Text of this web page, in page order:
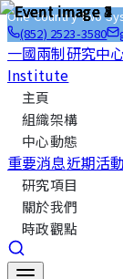
One Country Two
(852) 2523-3580
一國兩制研究中
Institute
主頁
組織架構
中心動態
重要消息近期活
研究項目
關於我們
時政觀點